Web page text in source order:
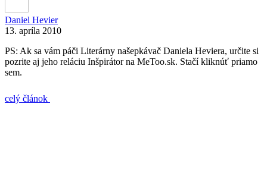
Daniel Hevier
13. apríla 2010
PS: Ak sa vám páči Literárny našepkávač Daniela Heviera, určite si
pozrite aj jeho reláciu Inšpirátor na MeToo.sk. Stačí kliknúť priamo
sem.
celý článok